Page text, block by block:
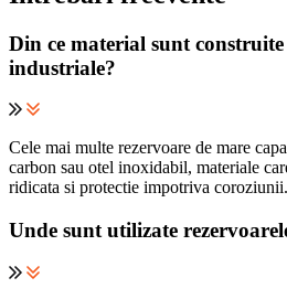
Din ce material sunt
industriale?
Cele mai multe rezervoare de mare
carbon sau otel inoxidabil, materiale
ridicata si protectie impotriva coroziunii.
Unde sunt utilizate